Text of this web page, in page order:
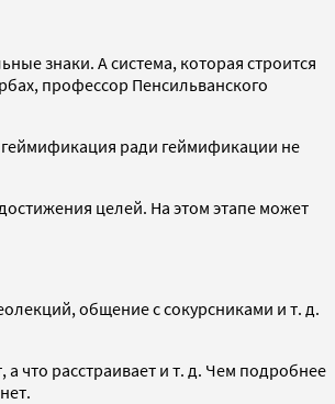
знаки. А система, которая строится
профессор Пенсильванского
ради геймификации не
целей. На этом этапе может
общение с сокурсниками и т. д.
что расстраивает и т. д. Чем подробнее